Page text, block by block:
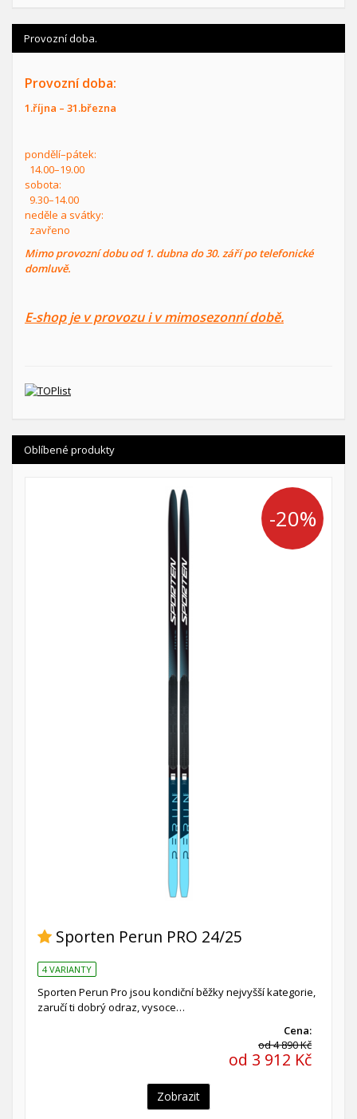
Provozní doba.
Provozní doba:
1.října – 31.března
pondělí–pátek:
14.00–19.00
sobota:
9.30–14.00
neděle a svátky:
zavřeno
Mimo provozní dobu od 1. dubna do 30. září po telefonické
domluvě.
E-shop je v provozu i v mimosezonní době.
Oblíbené produkty
-20%
Sporten Perun PRO 24/25
4 VARIANTY
Sporten Perun Pro jsou kondiční běžky nejvyšší kategorie,
zaručí ti dobrý odraz, vysoce…
Cena:
od 4 890 Kč
od 3 912 Kč
Zobrazit